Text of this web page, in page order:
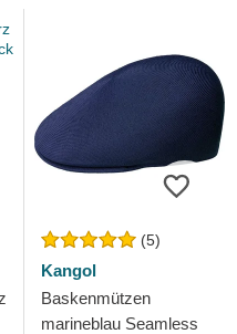
(5)
Kangol
Baskenmützen
marineblau Seamless